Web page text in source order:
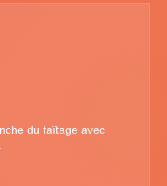
du faîtage avec